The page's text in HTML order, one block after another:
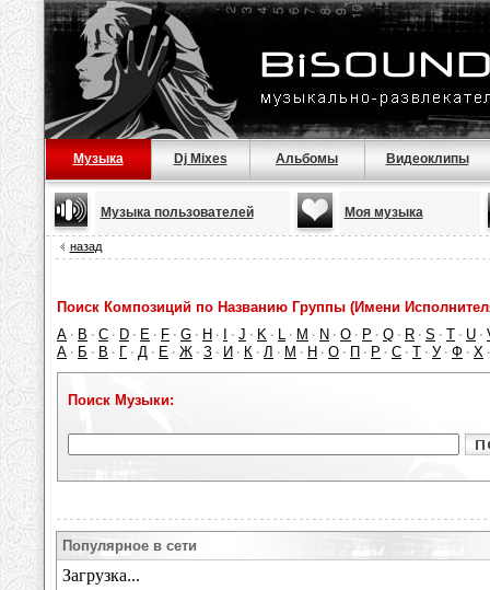
Музыка Dj Mixes Альбомы Видеоклипы
Музыка пользователей Моя музыка
назад
Поиск Композиций по Названию Группы (Имени
A · B · C · D · E · F · G · H · · J · K · L · M · N · O · P · Q · R · S · T · U ·
А · Б · В · Г · Д · Е · Ж · З · И · К · Л · М · Н · О · П · Р · С · Т · У · Ф · Х
Поиск Музыки:
Популярное в сети